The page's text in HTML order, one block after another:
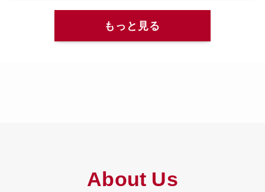
もっと見る
About Us